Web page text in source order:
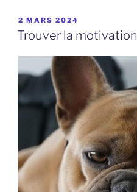
PUBLIÉ
LE
2 MARS 2024
Trouver la motivation